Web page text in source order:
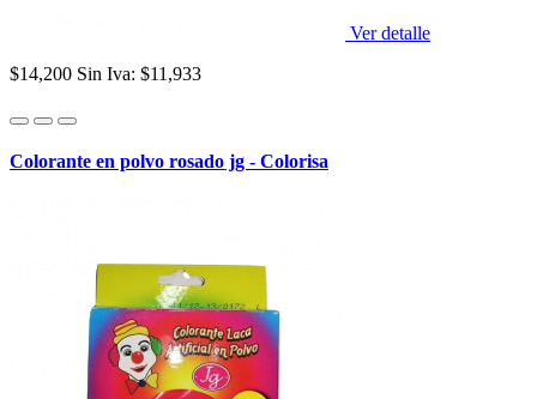
Ver detalle
$14,200 Sin Iva: $11,933
Colorante en polvo rosado jg - Colorisa